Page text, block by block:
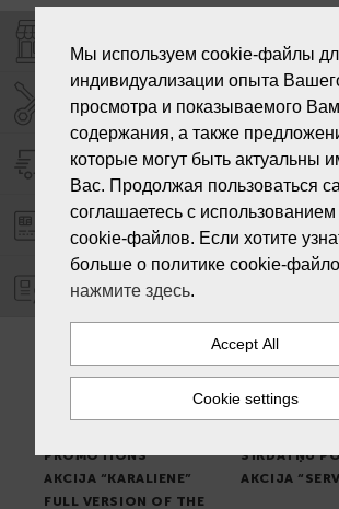
SERVICE CENTER "LAIKS"
DELIVERY
PAYMENT ORDER
WARRANTY
TERMS &
NEWS
WARRANTY AND RETURN
THE SHOPS
PROMOTIONS
SĪKDATŅU
AKCIJA “KARALIENE”
AKCIJA
FULL VERSION OF THE
Мы используем cookie-файлы
индивидуализации опыта
просмотра и показываемого Вам
содержания, а также
которые могут быть актуальны
Вас. Продолжая пользоваться
соглашаетесь с
cookie-файлов. Если хотите
больше о политике cookie-
нажмите здесь.